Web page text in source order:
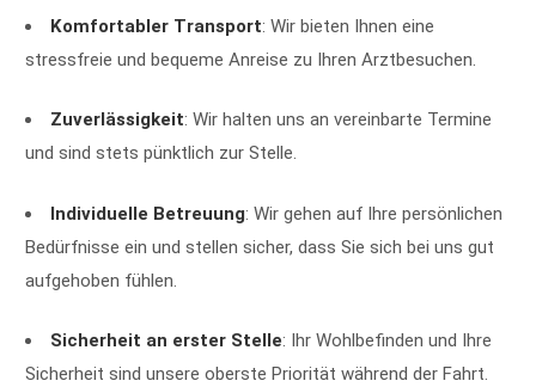
Komfortabler Transport: Wir bieten Ihnen eine
stressfreie und bequeme Anreise zu Ihren Arztbesuchen.
Zuverlässigkeit: Wir halten uns an vereinbarte Termine
und sind stets pünktlich zur Stelle.
Individuelle Betreuung: Wir gehen auf Ihre persönlichen
Bedürfnisse ein und stellen sicher, dass Sie sich bei uns gut
aufgehoben fühlen.
Sicherheit an erster Stelle: Ihr Wohlbefinden und Ihre
Sicherheit sind unsere oberste Priorität während der Fahrt.